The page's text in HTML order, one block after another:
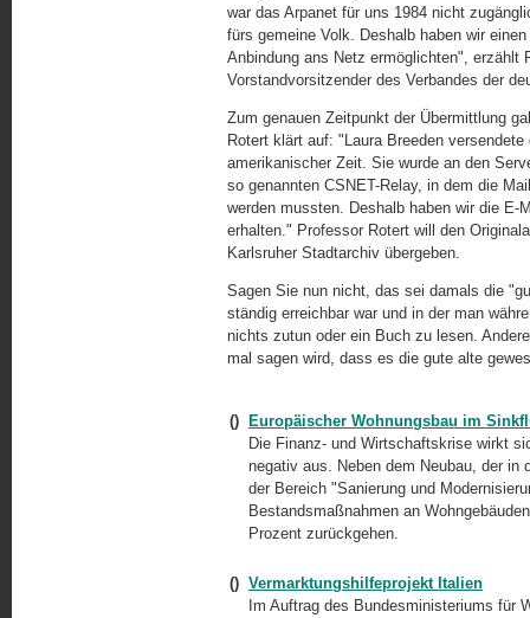
war das Arpanet für uns 1984 nicht
fürs gemeine Volk. Deshalb haben wir
Anbindung ans Netz ermöglichten", erzählt
Vorstandvorsitzender des Verbandes der
Zum genauen Zeitpunkt der Übermittlung
Rotert klärt auf: "Laura Breeden
amerikanischer Zeit. Sie wurde an den
so genannten CSNET-Relay, in dem die
werden mussten. Deshalb haben wir die E-
erhalten." Professor Rotert will den
Karlsruher Stadtarchiv übergeben.
Sagen Sie nun nicht, das sei damals die
ständig erreichbar war und in der man
nichts zutun oder ein Buch zu lesen.
mal sagen wird, dass es die gute alte
()
Europäischer Wohnungsbau im
Die Finanz- und Wirtschaftskrise wirkt
negativ aus. Neben dem Neubau, der in
der Bereich "Sanierung und
Bestandsmaßnahmen an
Prozent zurückgehen.
() Vermarktungshilfeprojekt Italien
Im Auftrag des Bundesministeriums für